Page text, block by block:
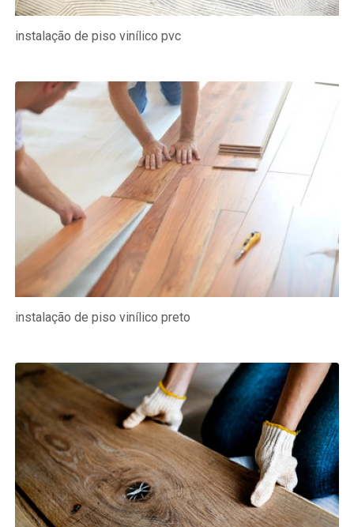
instalação de piso vinílico pvc
instalação de piso vinílico preto